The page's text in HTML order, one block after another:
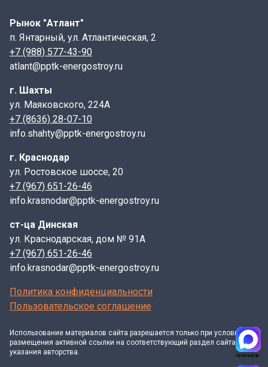
Рынок "Атлант"
п. Янтарный, ул. Атлантическая, 2
+7 (988) 577-43-90
atlant@pptk-energostroy.ru
г. Шахты
ул. Маяковского, 224А
+7 (8636) 28-07-10
info.shahty@pptk-energostroy.ru
г. Краснодар
ул. Ростовское шоссе, 20
+7 (967) 651-26-46
info.krasnodar@pptk-energostroy.ru
ст-ца Динская
ул. Краснодарская, дом № 91А
+7 (967) 651-26-46
info.krasnodar@pptk-energostroy.ru
Политика конфиденциальности
Пользовательское соглашение
Использование материалов сайта разрешается только при условии
размещения активной ссылки на соответствующий раздел сайта и
указания авторства.
Краснодар